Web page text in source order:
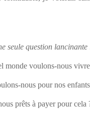
seule question lancinante
monde voulons-nous
nous pour nos
prêts à payer pour cela